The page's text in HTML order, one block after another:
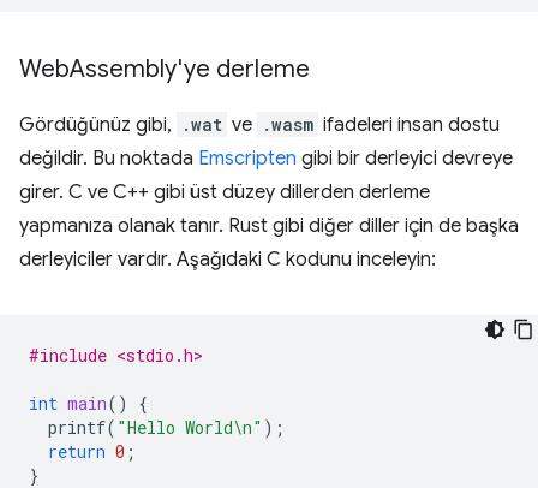
WebAssembly'ye derleme
Gördüğünüz gibi, .wat ve .wasm ifadeleri insan dostu
değildir. Bu noktada Emscripten gibi bir derleyici devreye
girer. C ve C++ gibi üst düzey dillerden derleme
yapmanıza olanak tanır. Rust gibi diğer diller için de başka
derleyiciler vardır. Aşağıdaki C kodunu inceleyin:
#include <stdio.h>
int main()
{
printf( "Hello World\n" );
return 0 ;
}